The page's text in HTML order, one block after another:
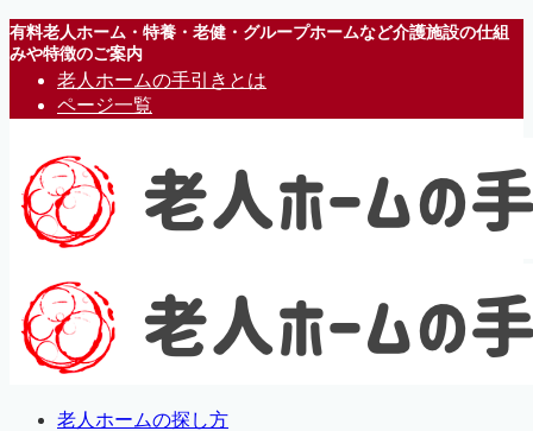
有料老人ホーム・特養・老健・グループホームなど介護施設の仕組
みや特徴のご案内
老人ホームの手引きとは
ページ一覧
老人ホームの探し方